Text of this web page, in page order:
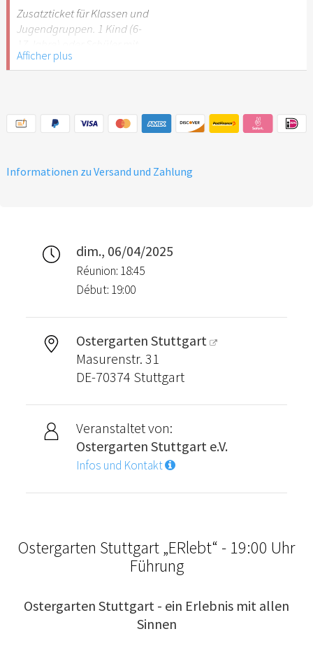
Stuttgart nicht
empfehlenswert.
Zusatzticket für Klassen und
Jugendgruppen. 1 Kind (6-
Schülerausweis.
Stuttgart nicht
empfehlenswert.
Afficher plus
Informationen zu Versand und Zahlung
dim., 06/04/2025
Réunion: 18:45
Début: 19:00
Ostergarten Stuttgart
Masurenstr. 31
DE-70374 Stuttgart
Veranstaltet von:
Ostergarten Stuttgart e.V.
Infos und Kontakt
Ostergarten Stuttgart „ERlebt“ - 19:00 Uhr
Führung
Ostergarten Stuttgart - ein Erlebnis mit allen
Sinnen